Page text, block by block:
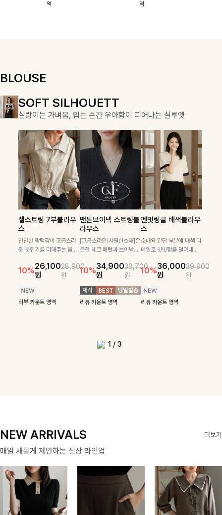
스에요🖤
역
할 수 있어요🤍
역
BLOUSE
SOFT SILHOUETT
살랑이는 가벼움, 입는 순간 우아함이 피어나는 실루엣
첼스트링 7부블라우
스
잔잔한 광택감이 고급스러
운 분위기를 더해주는 블라
프릴 밑단이 자연스럽게 실
루엣을 살려주며, 여유로운
스러운 무드를 완성해준답
니다 🤍
10%26,100
원
28,900
원
리뷰 카운트 영역
맨튼브이넥 스트링블
라우스
[고급스러운/시원한소재]은
은한 체크 패턴과 브이넥으
로 고급스러운 디테일을 넣
었으며 밑단스트링으로 핏
을 더욱 깔끔하게 잡아주는
블라우스예요 :)
10%34,900
원
38,700
원
리뷰 카운트 영역
펜밋링클 배색블라우
스
소매와 밑단 부분에 배색 디
테일로 밋밋함을 덜어내고
클 소재로 구김 걱정없이 즐
길 수 있는 블라우스랍니
10%36,000
원
39,900
원
리뷰 카운트 영역
COZY ESSENTIAL
매일의 일상을 부드럽게 감싸줄 니트 컬렉션
론클디 브이넥니트
부드럽게 몸을 감싸는 니트
짜임으로 편안한 착용감을
더해드리며 여유 있게 떨어
여리여리한 실루엣을 완성
해드려요 ✨ 단독은 물론 다
게 매치되는 데일리 니트랍
니다
10%원
원
리뷰 카운트 영역
칠스트라이프 카라7
부니트
[골드버튼/클래식무드🤍]
스트라이프 패턴으로 데일
이템입니다 카라넥 디자인
으로 깔끔한 이미지로 만들
어 주는 7부 니트입니다 ~
10%31,900
원
35,400
원
리뷰 카운트 영역
셀드펜던트 7부니트
넉넉한 핏으로 편하게 착용
가능한 심플&베이직 무드의
니트!레터리 펜던트로 고급
어요:D
10% 원
원
리뷰 카운트 영역
DOUBLE THE JOY
함께할 때 더욱 완벽한, 합리적인 선택으로 채우는 즐거움
필첸체크 스트링블라
우스+플레어스커트
SET
[활용도 좋은 투피스]은은한
테일이 어우러진 투피스 세
트입니다. 여유로운 상의와
풍성하게 퍼지는 롱스커트가
론, 단품으로도 다양하게 활
42,900
원
49,800
특스트라이프 링클원
피스+스트링자켓
SET
가볍고 시원한 링클 원피스
성되어 코디 고민 없이 완성
도 높은 스타일링을 연출해
주는 아이템 🤍 따로 또 같
이 활용하기 좋아 실용적이
며, 스트링 디테일로 다양한
69,900
원
79,400
원
헨틴링클 날개티셔츠
+치마바지SET
[텐션감↑/구김↓]가볍게
입기만 해도 코디가 완성되
럽게 퍼지는 프릴 날개 소매
가 우아한 포인트를 더해드
립니다💕 잔잔한 링클 텍스
처 소재와 편안한 허리밴딩
으로 하루 종일 산뜻하고 쾌
12%29,900
원
33,900
원
리뷰 카운트 영역
1 / 3
NEW ARRIVALS 더보기
매일 새롭게 제안하는 신상 라인업